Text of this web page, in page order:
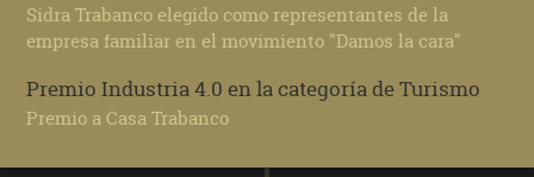
Sidra Trabanco elegido como representantes de la
empresa familiar en el movimiento "Damos la cara"
Premio Industria 4.0 en la categoría de Turismo
Premio a Casa Trabanco